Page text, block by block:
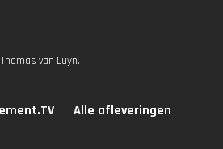
van Luyn.
Alle afleveringen